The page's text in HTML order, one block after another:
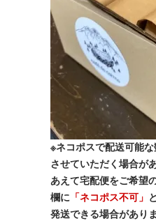
※ネコポスで配送可能
させていただく場合が
あえて宅配便をご希望
欄に 「ネコポス不可」
発送できる場合があり